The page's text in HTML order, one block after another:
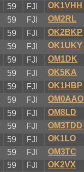
59 FJI OK1VHH
59 FJI OM2RL
59 FJI OK2BKP
59 FJI OK1UKY
59 FJI OM1DK
59 FJI OK5KA
59 FJI OK1HBP
59 FJI OM0AAO
59 FJI OM8LD
59 FJI OM3TDD
59 FJI OK1LO
59 FJI OM3TC
59 FJI OK2VX